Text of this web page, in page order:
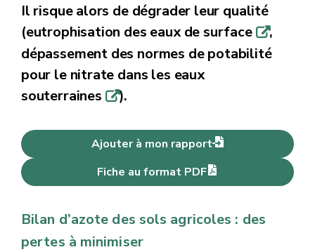
Il risque alors de dégrader leur qualité
(eutrophisation des eaux de surface q,
dépassement des normes de potabilité
pour le nitrate dans les eaux
souterraines q).
Ajouter à mon rapport
Fiche au format PDF
Bilan d’azote des sols agricoles : des
pertes à minimiser